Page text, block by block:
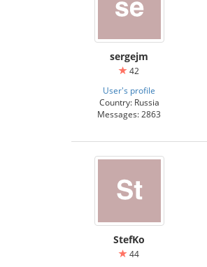
sergejm
42
User's profile
Country: Russia
Messages: 2863
StefKo
44